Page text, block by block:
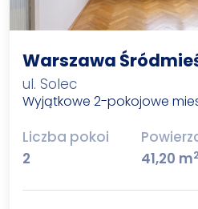
Warszawa
ul. Solec
Wyjątkowe 2-pokojowe
Liczba pokoi
2
41,20 m2